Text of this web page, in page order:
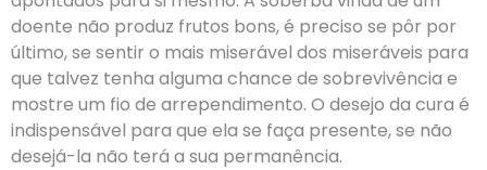
doente não produz frutos bons, é preciso se pôr por
último, se sentir o mais miserável dos miseráveis para
que talvez tenha alguma chance de sobrevivência e
mostre um fio de arrependimento. O desejo da cura é
indispensável para que ela se faça presente, se não
desejá-la não terá a sua permanência.